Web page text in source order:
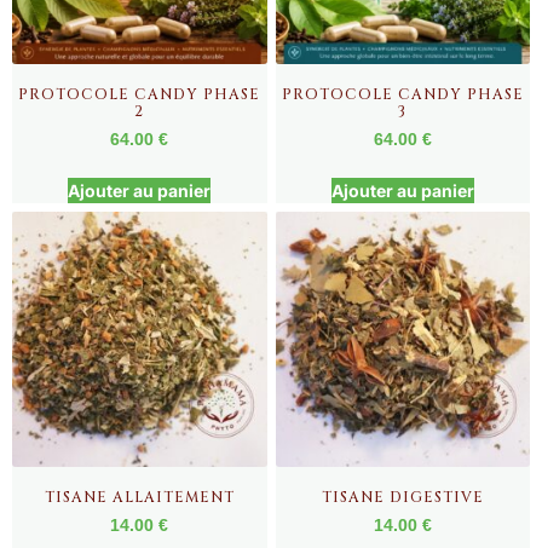
PROTOCOLE CANDY PHASE
2
64.00€
Ajouter au panier
PROTOCOLE CANDY PHASE
3
64.00 €
Ajouter au panier
TISANE ALLAITEMENT
14.00€
TISANE DIGESTIVE
14.00 €